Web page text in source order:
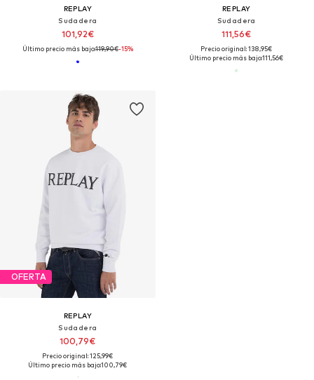
REPLAY
Sudadera
101,92€
Último precio más bajo:119,90€-15%
REPLAY
Sudadera
111,56€
Precio original: 138,95€
Último precio más bajo:111,56€
OFERTA
REPLAY
Sudadera
100,79€
Precio original: 125,99€
Último precio más bajo:100,79€